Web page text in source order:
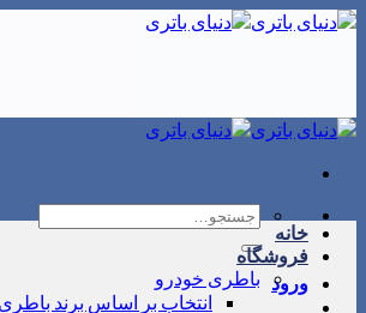
Skip
جستجو
برای:
ورود
خانه
فروشگاه
باطری خودرو
انتخاب بر اساس برند باطری